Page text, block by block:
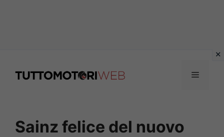
Menu
Sainz felice del nuovo